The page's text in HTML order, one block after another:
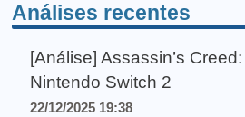
Análises recentes
[Análise] Assassin’s
Nintendo Switch 2
22/12/2025 19:38